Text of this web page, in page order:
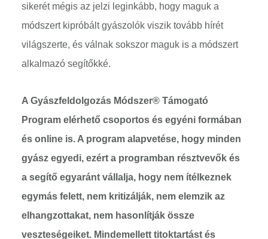
sikerét mégis az jelzi leginkább, hogy maguk a
módszert kipróbált gyászolók viszik tovább hírét
világszerte, és válnak sokszor maguk is a módszert
alkalmazó segítőkké.
A Gyászfeldolgozás Módszer® Támogató
Program elérhető csoportos és egyéni formában
és online is. A program alapvetése, hogy minden
gyász egyedi, ezért a programban résztvevők és
a segítő egyaránt vállalja, hogy nem ítélkeznek
egymás felett, nem kritizálják, nem elemzik az
elhangzottakat, nem hasonlítják össze
veszteségeiket. Mindemellett titoktartást és